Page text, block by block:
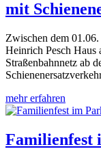
mit
Zwischen dem
Heinrich Pesch Haus
Straßenbahnnetz ab
mehr erfahren
Familienfest